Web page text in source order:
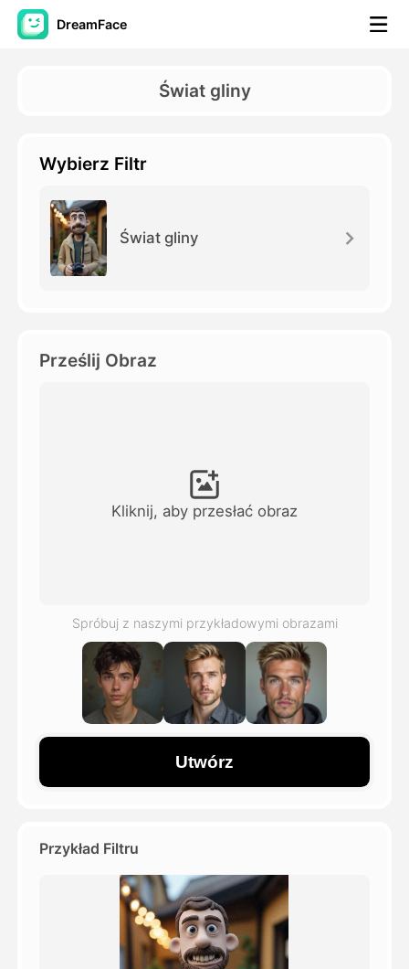
DreamFace
AI Video
Zdjęcie
Inne narzędzia
Zobacz wszystkie szablony
Blog
Świat gliny
Wybierz Filtr
Świat gliny
Prześlij Obraz
Kliknij, aby przesłać obraz
Spróbuj z naszymi przykładowymi obrazami
Utwórz
Przykład Filtru